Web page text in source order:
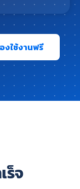
งใช้งานฟรี
ร็จ